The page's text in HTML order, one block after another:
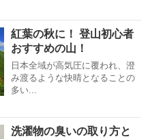
紅葉の秋に！ 登山初心者
おすすめの山！
日本全域が高気圧に覆われ、澄
み渡るような快晴となることの
多い...
洗濯物の臭いの取り方と